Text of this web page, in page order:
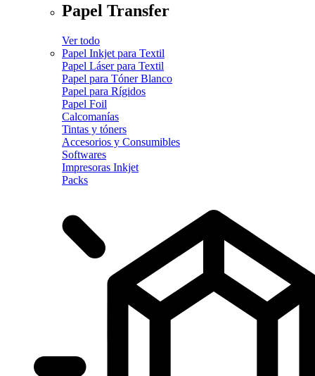
Papel Transfer
Ver todo
Papel Inkjet para Textil
Papel Láser para Textil
Papel para Tóner Blanco
Papel para Rígidos
Papel Foil
Calcomanías
Tintas y tóners
Accesorios y Consumibles
Softwares
Impresoras Inkjet
Packs